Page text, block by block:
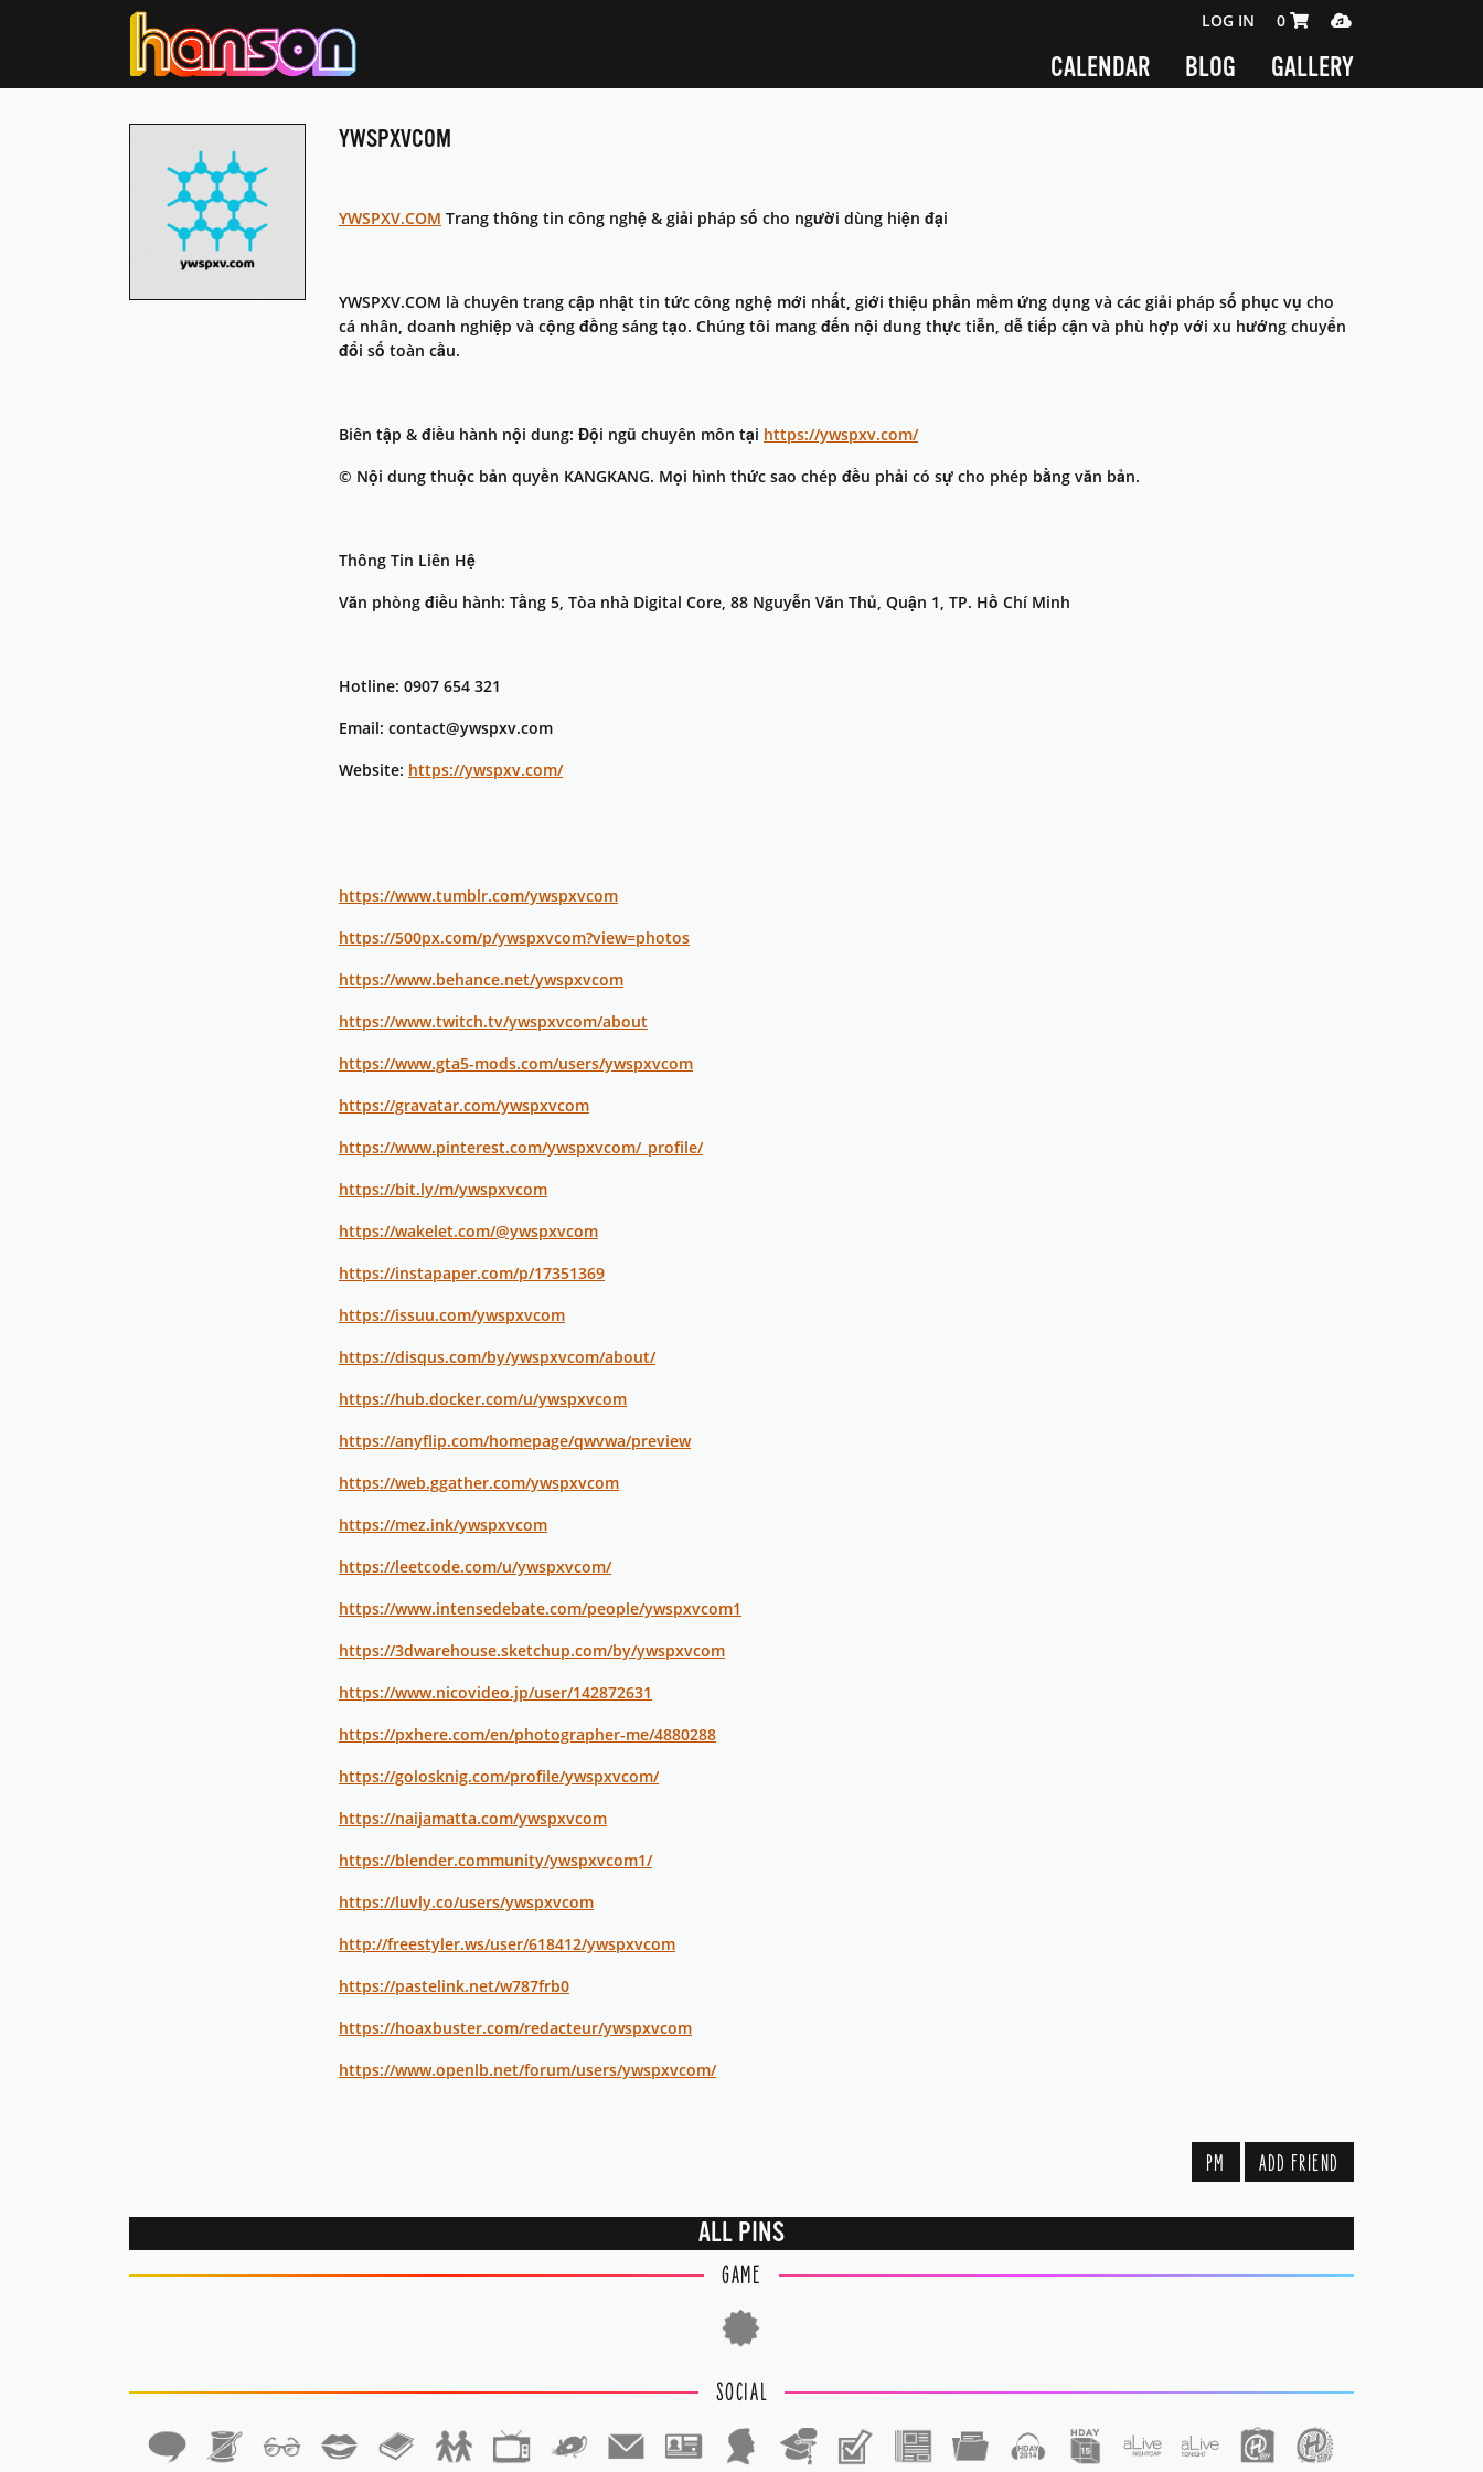
CALENDAR BLOG GALLERY
LOG IN SHOPPING CART 0 ITEMS
0 MEDIA PLAYER
YWSPXVCOM
YWSPXV.COM Trang thông tin công nghệ & giải pháp số cho người dùng hiện đại
YWSPXV.COM là chuyên trang cập nhật tin tức công nghệ mới nhất, giới thiệu phần mềm ứng dụng và các giải pháp số phục vụ cho
cá nhân, doanh nghiệp và cộng đồng sáng tạo. Chúng tôi mang đến nội dung thực tiễn, dễ tiếp cận và phù hợp với xu hướng chuyển
đổi số toàn cầu.
Biên tập & điều hành nội dung: Đội ngũ chuyên môn tại https://ywspxv.com/
© Nội dung thuộc bản quyền KANGKANG. Mọi hình thức sao chép đều phải có sự cho phép bằng văn bản.
Thông Tin Liên Hệ
Văn phòng điều hành: Tầng 5, Tòa nhà Digital Core, 88 Nguyễn Văn Thủ, Quận 1, TP. Hồ Chí Minh
Hotline: 0907 654 321
Email: contact@ywspxv.com
Website: https://ywspxv.com/
https://www.tumblr.com/ywspxvcom
https://500px.com/p/ywspxvcom?view=photos
https://www.behance.net/ywspxvcom
https://www.twitch.tv/ywspxvcom/about
https://www.gta5-mods.com/users/ywspxvcom
https://gravatar.com/ywspxvcom
https://www.pinterest.com/ywspxvcom/_profile/
https://bit.ly/m/ywspxvcom
https://wakelet.com/@ywspxvcom
https://instapaper.com/p/17351369
https://issuu.com/ywspxvcom
https://disqus.com/by/ywspxvcom/about/
https://hub.docker.com/u/ywspxvcom
https://anyflip.com/homepage/qwvwa/preview
https://web.ggather.com/ywspxvcom
https://mez.ink/ywspxvcom
https://leetcode.com/u/ywspxvcom/
https://www.intensedebate.com/people/ywspxvcom1
https://3dwarehouse.sketchup.com/by/ywspxvcom
https://www.nicovideo.jp/user/142872631
https://pxhere.com/en/photographer-me/4880288
https://golosknig.com/profile/ywspxvcom/
https://naijamatta.com/ywspxvcom
https://blender.community/ywspxvcom1/
https://luvly.co/users/ywspxvcom
http://freestyler.ws/user/618412/ywspxvcom
https://pastelink.net/w787frb0
https://hoaxbuster.com/redacteur/ywspxvcom
https://www.openlb.net/forum/users/ywspxvcom/
PM ADD FRIEND
ALL PINS
GAME
SOCIAL